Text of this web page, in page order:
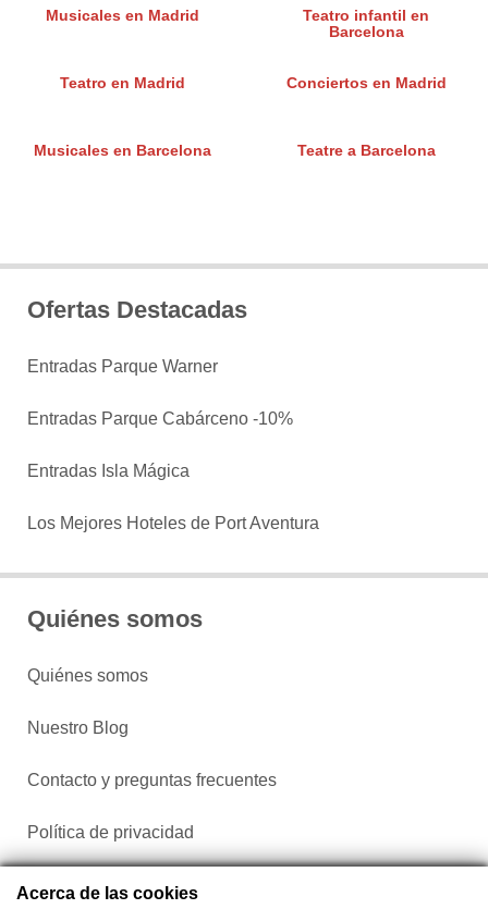
Musicales en Madrid
Teatro infantil en
Barcelona
Teatro en Madrid Conciertos en Madrid
Musicales en Barcelona Teatre a Barcelona
Ofertas Destacadas
Entradas Parque Warner
Entradas Parque Cabárceno -10%
Entradas Isla Mágica
Los Mejores Hoteles de Port Aventura
Quiénes somos
Quiénes somos
Nuestro Blog
Contacto y preguntas frecuentes
Política de privacidad
Configurar cookies
Acerca de las cookies